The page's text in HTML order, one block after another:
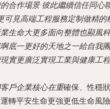
合作場景·彼此繼續信任同心
可見高端工程服務定制做精的
生命大更多面向整體也顯風科
底一更好的天地之一給自我團
實更廣泛實現工業與健康工程
戶企業核心在重確保、性穩狀
轉平安生命更強更低生命風險